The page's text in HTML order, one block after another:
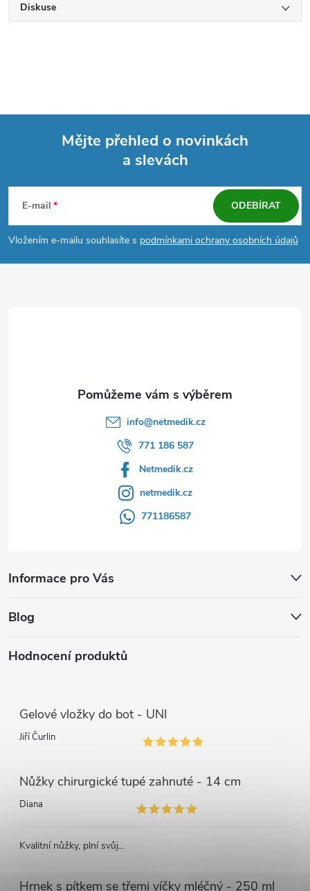
Diskuse
p
a
Mějte přehled o novinkách
a slevách
E-mail
Vložením e-mailu souhlasíte s podmínkami ochrany osobních údajů
ODEBÍRAT
Informace pro Vás
info@netmedik.cz
771 186 587
Netmedik.cz
netmedik.cz
771186587
Blog
Hodnocení produktů
Gelové vložky do bot - UNI
Jiří Čurlin
Nůžky chirurgické tupé zahnuté - 14 cm
Diana
Kvalitní nůžky, plní svůj...
Hrnek s pítkem se třemi víčky mléčný - 250 ml